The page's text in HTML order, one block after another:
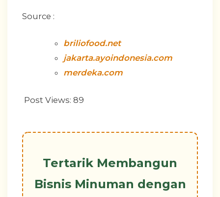
Source :
briliofood.net
jakarta.ayoindonesia.com
merdeka.com
Post Views: 89
Tertarik Membangun
Bisnis Minuman dengan